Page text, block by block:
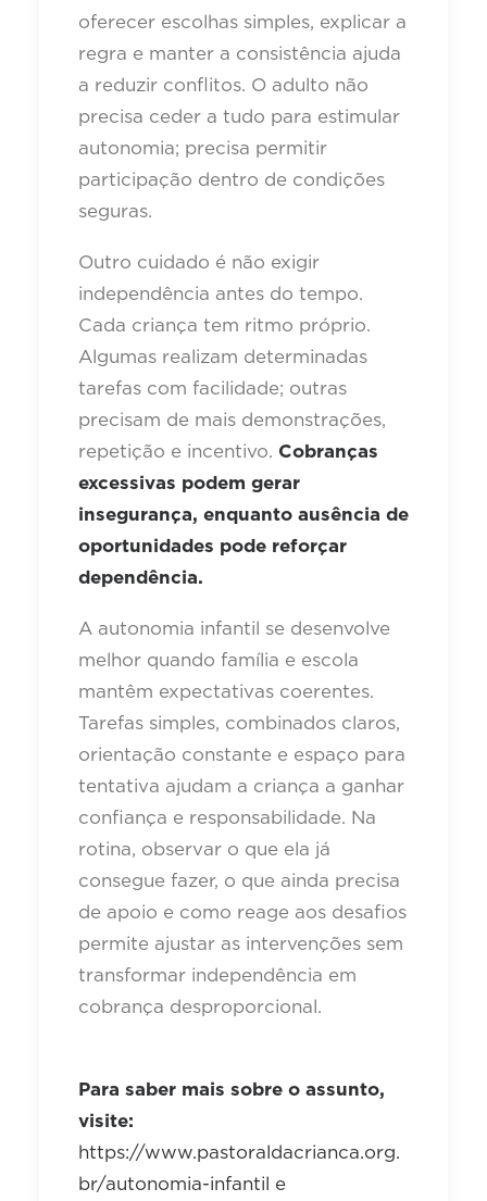
oferecer escolhas simples, explicar a
regra e manter a consistência ajuda
a reduzir conflitos. O adulto não
precisa ceder a tudo para estimular
autonomia; precisa permitir
participação dentro de condições
seguras.
Outro cuidado é não exigir
independência antes do tempo.
Cada criança tem ritmo próprio.
Algumas realizam determinadas
tarefas com facilidade; outras
precisam de mais demonstrações,
repetição e incentivo. Cobranças
excessivas podem gerar
insegurança, enquanto ausência de
oportunidades pode reforçar
dependência.
A autonomia infantil se desenvolve
melhor quando família e escola
mantêm expectativas coerentes.
Tarefas simples, combinados claros,
orientação constante e espaço para
tentativa ajudam a criança a ganhar
confiança e responsabilidade. Na
rotina, observar o que ela já
consegue fazer, o que ainda precisa
de apoio e como reage aos desafios
permite ajustar as intervenções sem
transformar independência em
cobrança desproporcional.
Para saber mais sobre o assunto,
visite:
https://www.pastoraldacrianca.org.
br/autonomia-infantil e